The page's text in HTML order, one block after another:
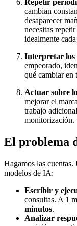
Repetir
cambian
desaparecer
necesitas
idealmente
Interpretar los
empeorado,
qué cambiar en
Actuar sobre
mejorar el
trabajo
monitorización.
El problema
Hagamos las
modelos de IA:
Escribir y
consultas. A 1
minutos.
Analizar